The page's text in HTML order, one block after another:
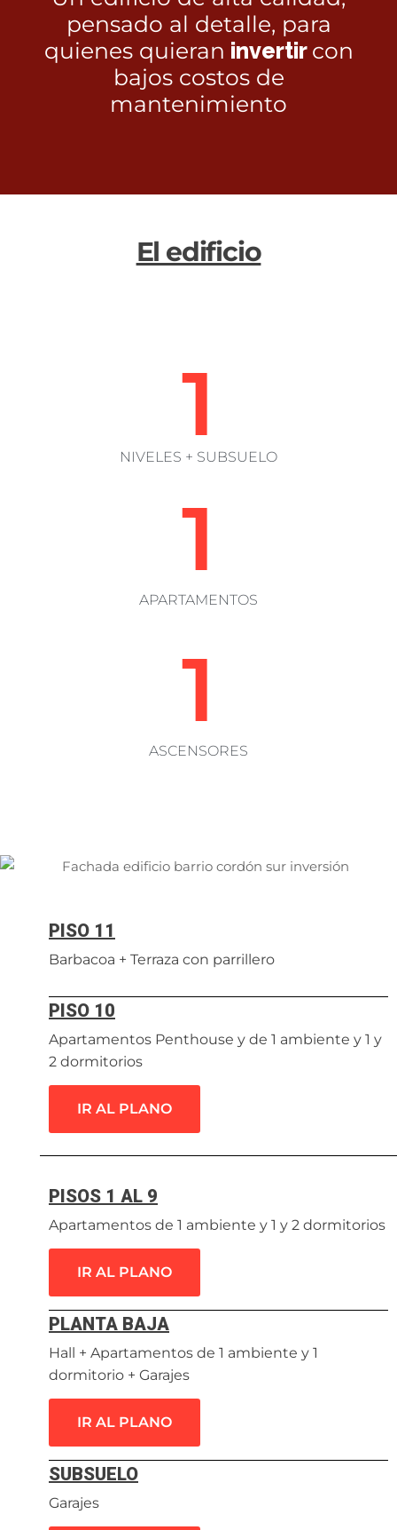
pensado al detalle, para
quienes quieran invertir con
bajos costos de
mantenimiento
El edificio
NIVELES + SUBSUELO
1
APARTAMENTOS
1
ASCENSORES
1
PISO 11
Barbacoa + Terraza con parrillero
PISO 10
Apartamentos Penthouse y de 1 ambiente y 1 y
2 dormitorios
IR AL PLANO
PISOS 1 AL 9
Apartamentos de 1 ambiente y 1 y 2 dormitorios
IR AL PLANO
PLANTA BAJA
Hall + Apartamentos de 1 ambiente y 1
dormitorio + Garajes
IR AL PLANO
SUBSUELO
Garajes